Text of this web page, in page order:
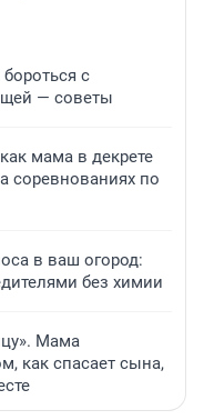
с
— советы
мама в декрете
соревнованиях по
в ваш огород:
без химии
Мама
как спасает сына,